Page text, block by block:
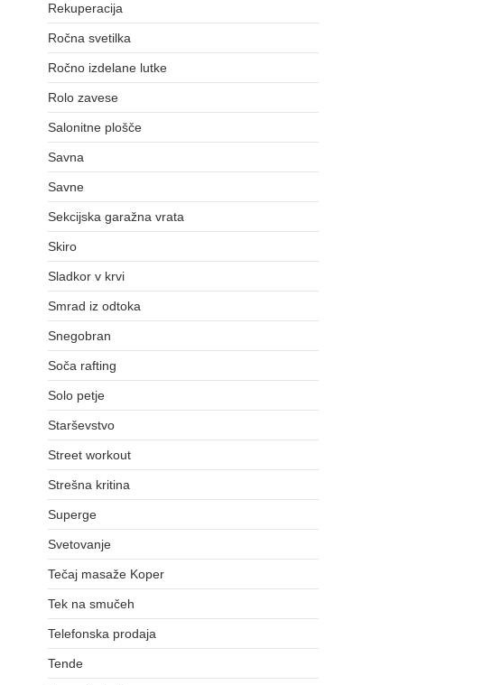
Rekuperacija
Ročna svetilka
Ročno izdelane lutke
Rolo zavese
Salonitne plošče
Savna
Savne
Sekcijska garažna vrata
Skiro
Sladkor v krvi
Smrad iz odtoka
Snegobran
Soča rafting
Solo petje
Starševstvo
Street workout
Strešna kritina
Superge
Svetovanje
Tečaj masaže Koper
Tek na smučeh
Telefonska prodaja
Tende